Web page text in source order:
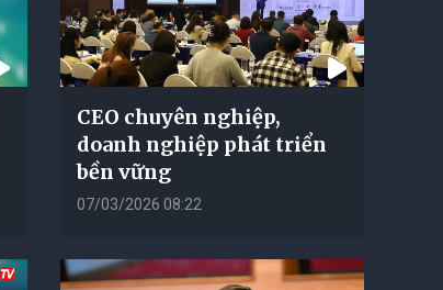
CEO chuyên nghiệp,
doanh nghiệp phát triển
bền vững
07/03/2026 08:22